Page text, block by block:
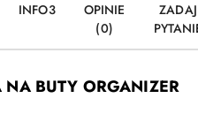
INFO3
OPINIE
(0)
ZADAJ
BUTY ORGANIZER